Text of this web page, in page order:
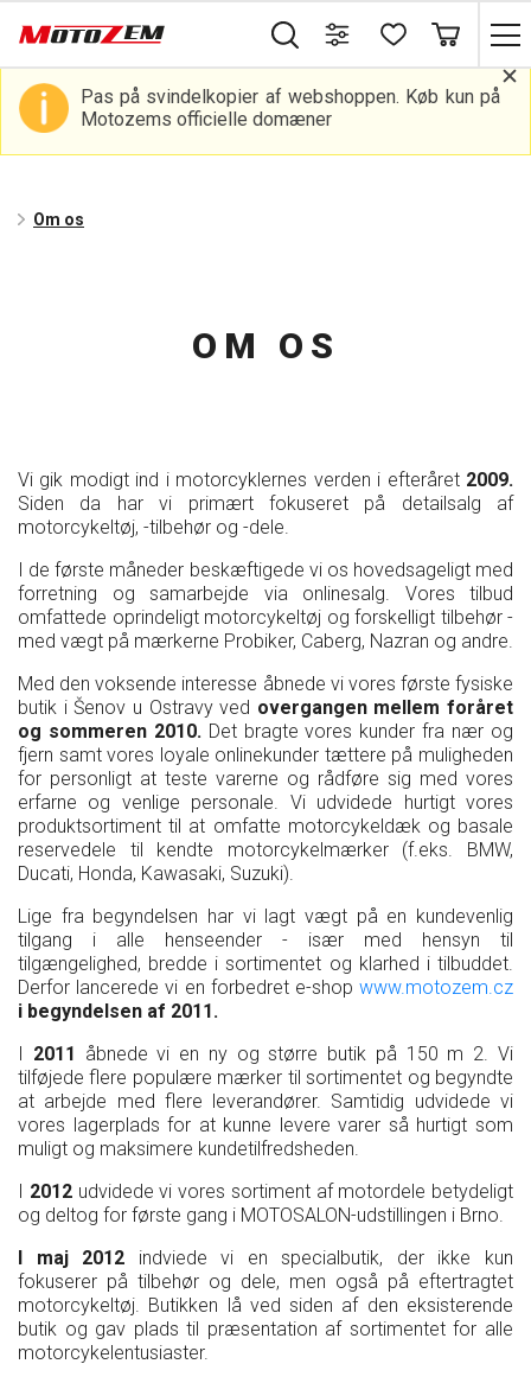
Pas på svindelkopier af webshoppen. Køb kun på
Motozems officielle domæner
Om os
OM OS
Vi gik modigt ind i motorcyklernes verden i efteråret 2009.
Siden da har vi primært fokuseret på detailsalg af
motorcykeltøj, -tilbehør og -dele.
I de første måneder beskæftigede vi os hovedsageligt med
forretning og samarbejde via onlinesalg. Vores tilbud
omfattede oprindeligt motorcykeltøj og forskelligt tilbehør -
med vægt på mærkerne Probiker, Caberg, Nazran og andre.
Med den voksende interesse åbnede vi vores første fysiske
butik i Šenov u Ostravy ved overgangen mellem foråret
og sommeren 2010.Det bragte vores kunder fra nær og
fjern samt vores loyale onlinekunder tættere på muligheden
for personligt at teste varerne og rådføre sig med vores
erfarne og venlige personale. Vi udvidede hurtigt vores
produktsortiment til at omfatte motorcykeldæk og basale
reservedele til kendte motorcykelmærker (f.eks. BMW,
Ducati, Honda, Kawasaki, Suzuki).
Lige fra begyndelsen har vi lagt vægt på en kundevenlig
tilgang i alle henseender - især med hensyn til
tilgængelighed, bredde i sortimentet og klarhed i tilbuddet.
Derfor lancerede vi en forbedret e-shop www.motozem.cz
i begyndelsen af 2011.
I 2011 åbnede vi en ny og større butik på 150 m 2. Vi
tilføjede flere populære mærker til sortimentet og begyndte
at arbejde med flere leverandører. Samtidig udvidede vi
vores lagerplads for at kunne levere varer så hurtigt som
muligt og maksimere kundetilfredsheden.
I 2012 udvidede vi vores sortiment af motordele betydeligt
og deltog for første gang i MOTOSALON-udstillingen i Brno.
I maj 2012 indviede vi en specialbutik, der ikke kun
fokuserer på tilbehør og dele, men også på eftertragtet
motorcykeltøj. Butikken lå ved siden af den eksisterende
butik og gav plads til præsentation af sortimentet for alle
motorcykelentusiaster.